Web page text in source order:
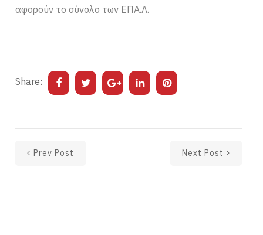
αφορούν το σύνολο των ΕΠΑ.Λ.
Share:
Prev Post Next Post